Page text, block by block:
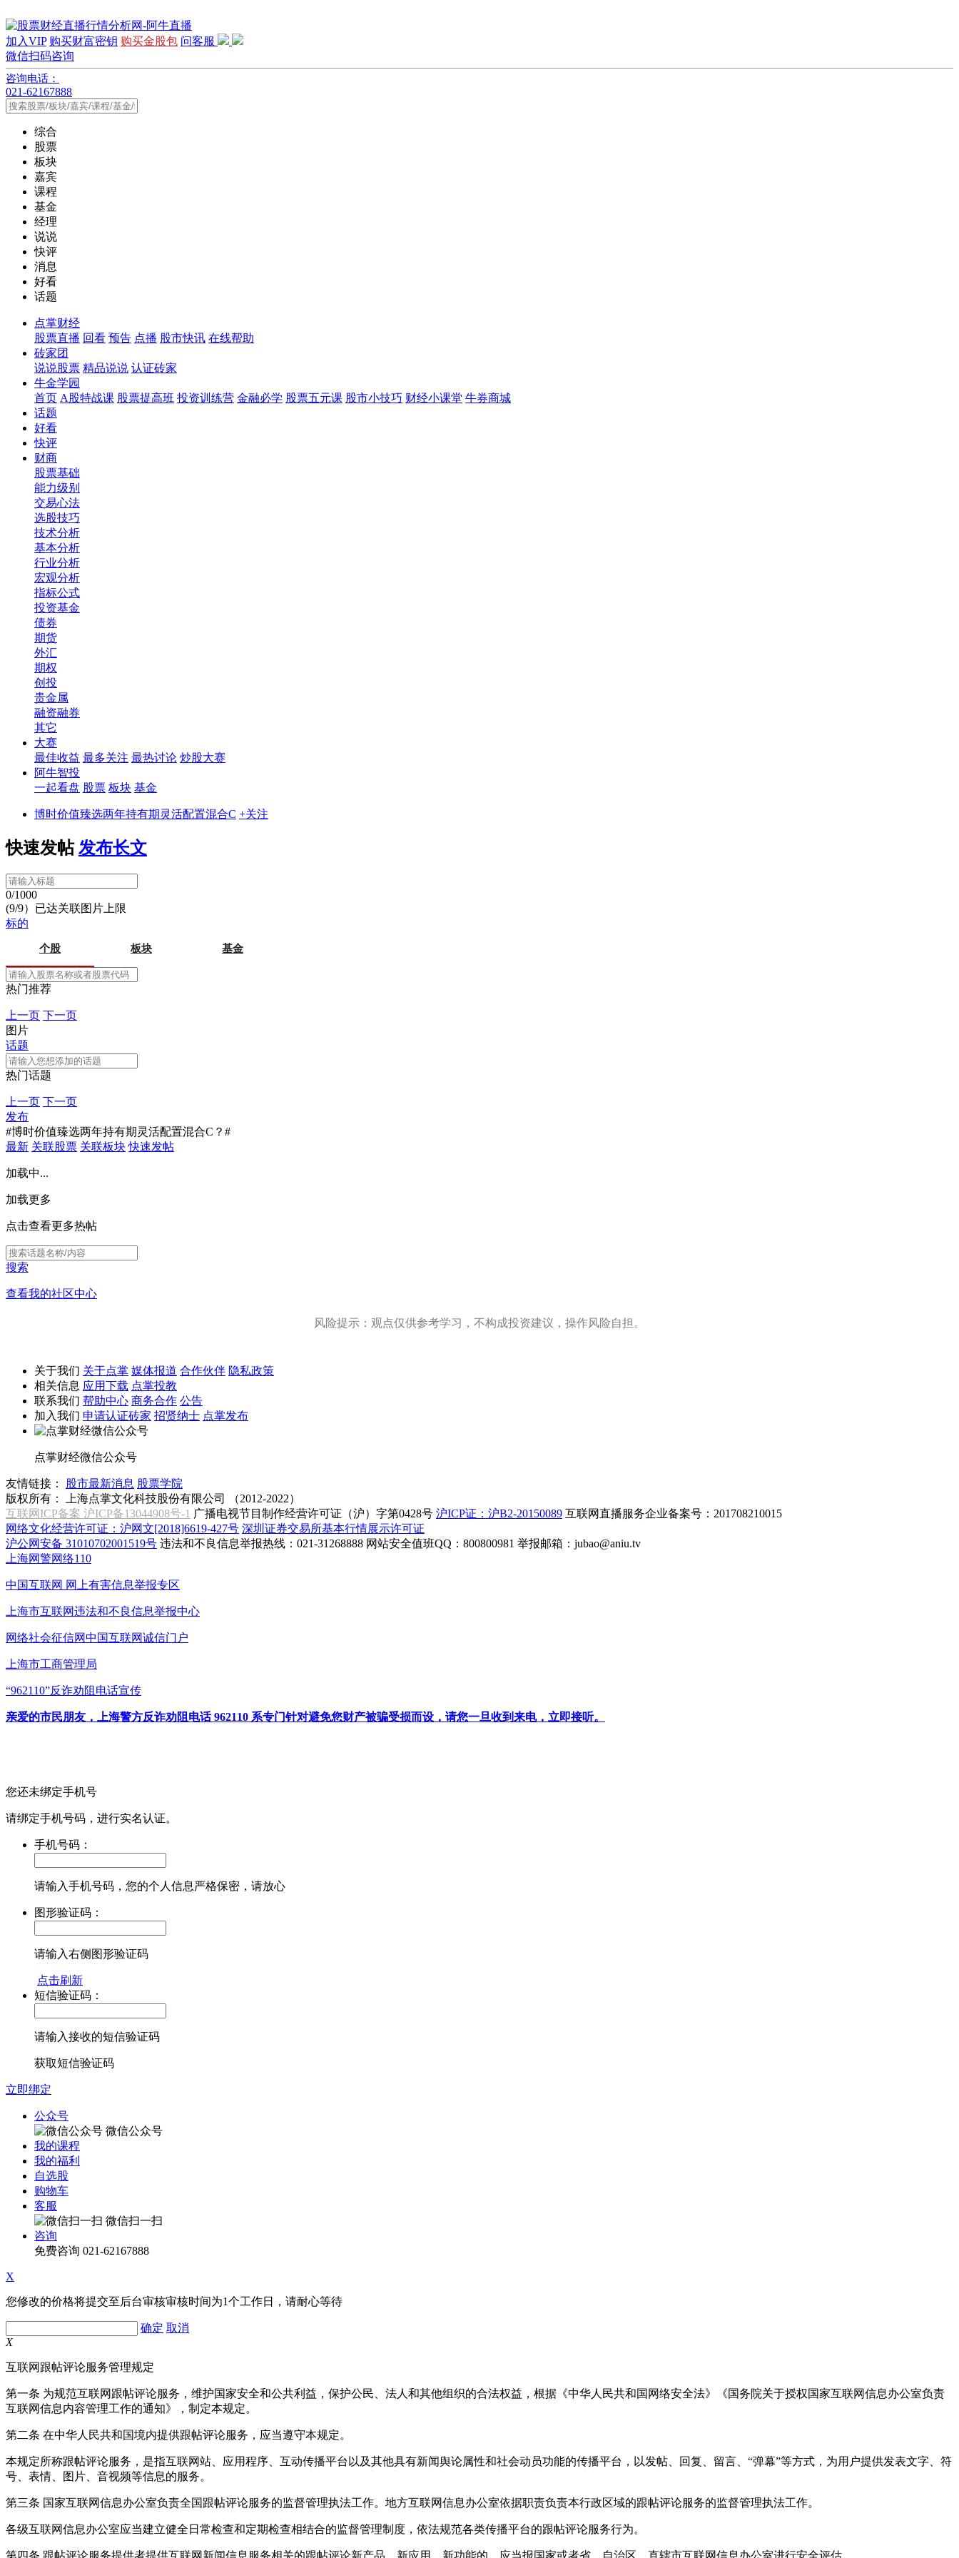
加入VIP 购买财富密钥 购买金股包 问客服
微信扫码咨询
咨询电话：
021-62167888
综合
股票
板块
嘉宾
课程
基金
经理
说说
快评
消息
好看
话题
点掌财经
股票直播 回看 预告 点播 股市快讯 在线帮助
砖家团
说说股票 精品说说 认证砖家
牛金学园
首页 A股特战课 股票提高班 投资训练营 金融必学 股票五元课 股市小技巧 财经小课堂 牛券商城
话题
好看
快评
财商
股票基础
能力级别
交易心法
选股技巧
技术分析
基本分析
行业分析
宏观分析
指标公式
投资基金
债券
期货
外汇
期权
创投
贵金属
融资融券
其它
大赛
最佳收益 最多关注 最热讨论 炒股大赛
阿牛智投
一起看盘 股票 板块 基金
博时价值臻选两年持有期灵活配置混合C +关注
快速发帖 发布长文
0/1000
(9/9）已达关联图片上限
标的
个股 板块 基金
热门推荐
上一页 下一页
图片
话题
热门话题
上一页 下一页
发布
#博时价值臻选两年持有期灵活配置混合C？#
最新 关联股票 关联板块 快速发帖
加载中...
加载更多
点击查看更多热帖
搜索
查看我的社区中心
风险提示：观点仅供参考学习，不构成投资建议，操作风险自担。
关于我们 关于点掌 媒体报道 合作伙伴 隐私政策
相关信息 应用下载 点掌投教
联系我们 帮助中心 商务合作 公告
加入我们 申请认证砖家 招贤纳士 点掌发布
点掌财经微信公众号
友情链接： 股市最新消息 股票学院
版权所有：
上海点掌文化科技股份有限公司 （2012-2022）
互联网ICP备案 沪ICP备13044908号-1 广播电视节目制作经营许可证（沪）字第0428号 沪ICP证：沪B2-20150089 互联网直播服务企业备案号：201708210015
网络文化经营许可证：沪网文[2018]6619-427号 深圳证券交易所基本行情展示许可证
沪公网安备 31010702001519号 违法和不良信息举报热线：021-31268888 网站安全值班QQ：800800981 举报邮箱： jubao@aniu.tv
上海网警网络110
中国互联网 网上有害信息举报专区
上海市互联网违法和不良信息举报中心
网络社会征信网中国互联网诚信门户
上海市工商管理局
“962110”反诈劝阻电话宣传
亲爱的市民朋友，上海警方反诈劝阻电话 962110 系专门针对避免您财产被骗受损而设，请您一旦收到来电，立即接听。
您还未绑定手机号
请绑定手机号码，进行实名认证。
手机号码：
请输入手机号码，您的个人信息严格保密，请放心
图形验证码：
请输入右侧图形验证码
点击刷新
短信验证码：
请输入接收的短信验证码
获取短信验证码
立即绑定
公众号
微信公众号
我的课程
我的福利
自选股
购物车
客服
微信扫一扫
咨询
免费咨询 021-62167888
X
您修改的价格将提交至后台审核审核时间为1个工作日，请耐心等待
确定 取消
X
互联网跟帖评论服务管理规定
第一条 为规范互联网跟帖评论服务，维护国家安全和公共利益，保护公民、法人和其他组织的合法权益，根据《中华人民共和国网络安全法》《国务院关于授权国家互联网信息办公室负责
互联网信息内容管理工作的通知》，制定本规定。
第二条 在中华人民共和国境内提供跟帖评论服务，应当遵守本规定。
本规定所称跟帖评论服务，是指互联网站、应用程序、互动传播平台以及其他具有新闻舆论属性和社会动员功能的传播平台，以发帖、回复、留言、“弹幕”等方式，为用户提供发表文字、符
号、表情、图片、音视频等信息的服务。
第三条 国家互联网信息办公室负责全国跟帖评论服务的监督管理执法工作。地方互联网信息办公室依据职责负责本行政区域的跟帖评论服务的监督管理执法工作。
各级互联网信息办公室应当建立健全日常检查和定期检查相结合的监督管理制度，依法规范各类传播平台的跟帖评论服务行为。
第四条 跟帖评论服务提供者提供互联网新闻信息服务相关的跟帖评论新产品、新应用、新功能的，应当报国家或者省、自治区、直辖市互联网信息办公室进行安全评估。